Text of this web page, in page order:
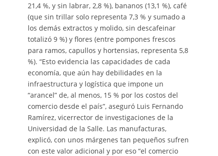
21,4 %, y sin labrar, 2,8 %), bananos (13,1 %), café
(que sin trillar solo representa 7,3 % y sumado a
los demás extractos y molido, sin descafeinar
totalizó 9 %) y flores (entre pompones frescos
para ramos, capullos y hortensias, representa 5,8
%). “Esto evidencia las capacidades de cada
economía, que aún hay debilidades en la
infraestructura y logística que impone un
“arancel” de, al menos, 15 % por los costos del
comercio desde el país”, aseguró Luis Fernando
Ramírez, vicerrector de investigaciones de la
Universidad de la Salle. Las manufacturas,
explicó, con unos márgenes tan pequeños sufren
con este valor adicional y por eso “el comercio